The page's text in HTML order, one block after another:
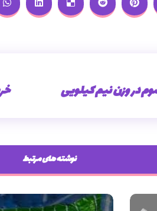
در وزن نیم کیلویی
نوشته های مرتبط